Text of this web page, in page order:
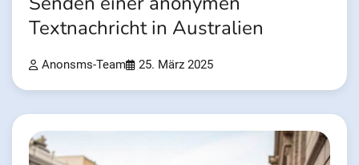
Textnachricht in Australien
Anonsms-Team 25. März 2025